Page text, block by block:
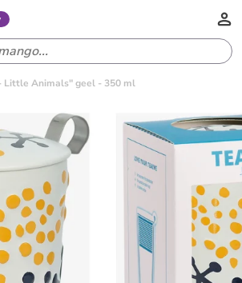
Little Animals" geel - 350 ml